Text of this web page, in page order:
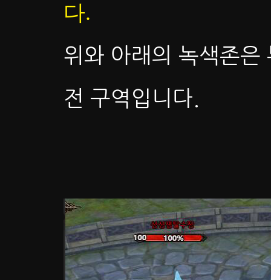
다.
위와 아래의 녹색존은
전 구역입니다.